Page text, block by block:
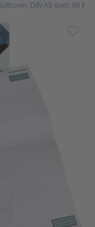
DIN A5 quer, 80